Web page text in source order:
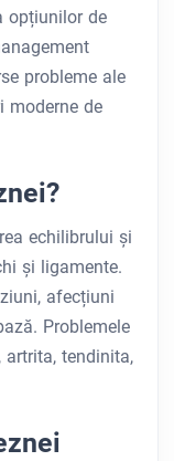
opțiunilor de
probleme ale
moderne de
echilibrului și
și ligamente.
afecțiuni
Problemele
tendinita,